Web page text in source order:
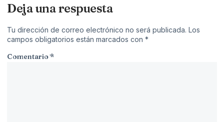
Deja una respuesta
Tu dirección de correo electrónico no será publicada. Los
campos obligatorios están marcados con *
Comentario*